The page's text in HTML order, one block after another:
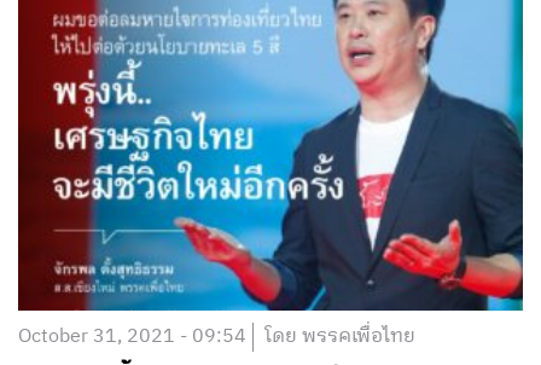
October 31, 2021 - 09:54 โดย พรรคเพื่อไทย